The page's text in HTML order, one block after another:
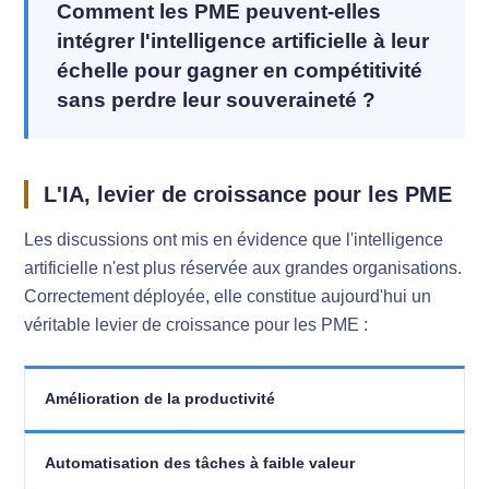
Comment les PME peuvent-elles
intégrer l'intelligence artificielle à leur
échelle pour gagner en compétitivité
sans perdre leur souveraineté ?
L'IA, levier de croissance pour les PME
Les discussions ont mis en évidence que l'intelligence
artificielle n'est plus réservée aux grandes organisations.
Correctement déployée, elle constitue aujourd'hui un
véritable levier de croissance pour les PME :
Amélioration de la productivité
Automatisation des tâches à faible valeur